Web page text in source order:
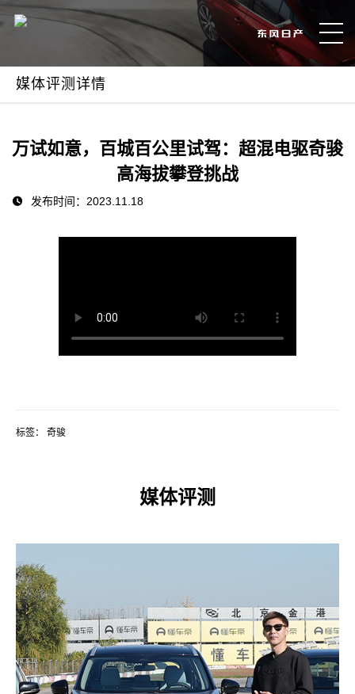
媒体评测详情
万试如意，百城百公里试驾：超混电驱奇骏
高海拔攀登挑战
发布时间：2023.11.18
标签： 奇骏
媒体评测